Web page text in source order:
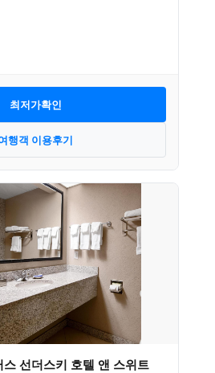
최저가확인
행객 이용후기
선더스키 호텔 앤 스위트